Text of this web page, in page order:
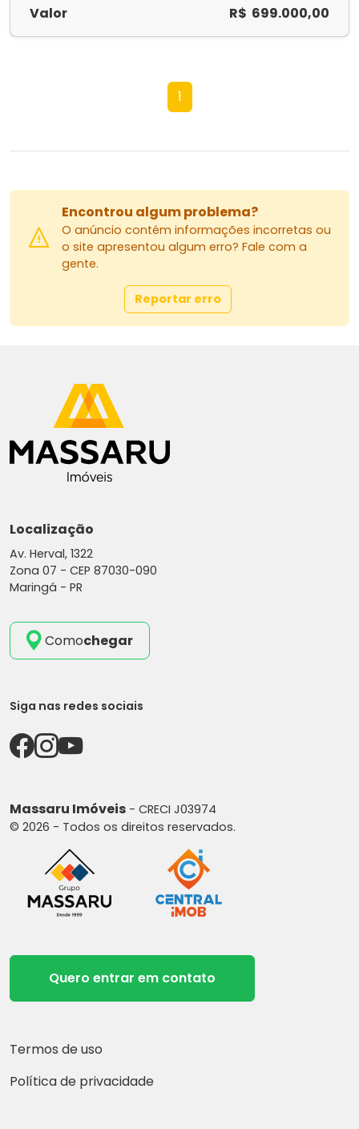
Valor R$ 699.000,00
1
Encontrou algum problema?
O anúncio contém informações incorretas ou
o site apresentou algum erro? Fale com a
gente.
Reportar erro
Localização
Av. Herval, 1322
Zona 07 - CEP 87030-090
Maringá - PR
Comochegar
Siga nas redes sociais
Massaru Imóveis - CRECI J03974
© 2026 - Todos os direitos reservados.
Quero entrar em contato
Termos de uso
Política de privacidade